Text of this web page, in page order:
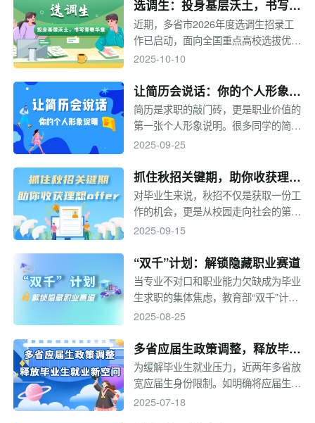
选调生：投身基层沃土，书写青
春华章
近期，多省市2026年度选调生招录工
作已启动，面向全国重点高校选拔优秀
应届毕业生。近几年，许多选调生在基
理想抱负，为新时代发展贡献青春力
量。有意报考的同学看过来，让我们一
起走近选调生！
2025-10-10
让简历会说话：你的个人形象说
明
简历是求职的敲门砖，更是职业价值的
第一张个人形象说明。很多同学的简历
总是在投出之后石沉大海，其实，这很
简历没能体现你的优秀。快来学习如何
制作一份“吸引人”的简历！
2025-09-25
抓住秋招关键期，助你收获理想
offer
对毕业生来说，秋招不仅是获取一份工
作的机会，更是从校园走向社会的第一
次考验。有人在这场考验中一帆风顺，
在学业与求职间难以平衡。其实，秋招
的结果并非运气使然，而是“规划、定
位、准备、心态”共同作用的结果。下
骤，帮你避开误区、少走弯路。
2025-09-15
“双千”计划：解锁隐藏职业赛道
当专业不对口和职业能力欠缺成为毕业
生求职的集体焦虑，教育部“双千”计划
将1000个微专业和1000个职业能力培
只换装备，几节课掌握新职业，撬动新
兴行业大门。
2025-08-25
多省应届生政策调整，释放毕业
生就业新空间
为缓解毕业生就业压力，近两年多省放
宽应届生身份限制。如明确将应届生认
定范围从"毕业当年"拓展至"离校2年内
2025-07-18